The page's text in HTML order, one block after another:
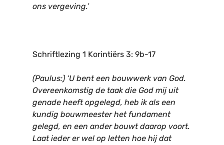
ons vergeving.’
Schriftlezing 1 Korintiërs 3: 9b-17
(Paulus:) ‘U bent een bouwwerk van God.
Overeenkomstig de taak die God mij uit
genade heeft opgelegd, heb ik als een
kundig bouwmeester het fundament
gelegd, en een ander bouwt daarop voort.
Laat ieder er wel op letten hoe hij dat